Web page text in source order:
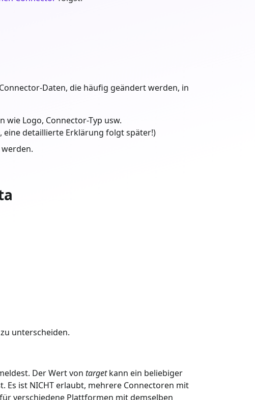
Daten, die häufig geändert werden, in
wie Logo, Connector-Typ usw.
eine detaillierte Erklärung folgt später!)
unterscheiden.
Der Wert von targetkann ein beliebiger
ist NICHT erlaubt, mehrere Connectoren mit
verschiedene Plattformen mit demselben